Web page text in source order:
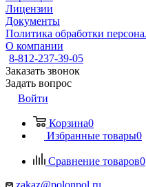
Лицензии
Документы
Политика обработки
О компании
8-812-237-39-05
Заказать звонок
Задать вопрос
Войти
Корзина0
Избранные товары0
Сравнение товаров0
zakaz@polonpol.ru